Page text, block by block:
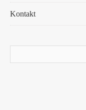
Kontakt